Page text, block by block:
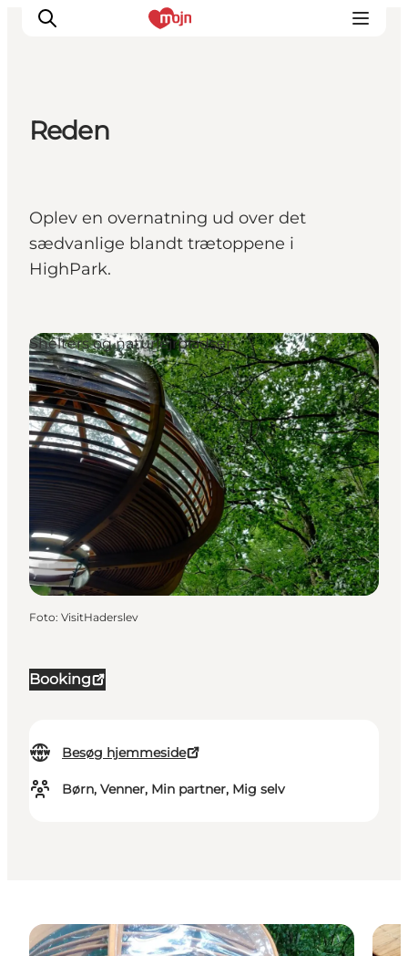
Det sker
Overnatning
Planlæg din ferie
Booking
Reden
Oplev en overnatning ud over det
sædvanlige blandt trætoppene i
HighPark.
Booking
Besøg hjemmeside
Børn, Venner, Min partner, Mig selv
Shelters og naturlejrpladser
Foto: VisitHaderslev